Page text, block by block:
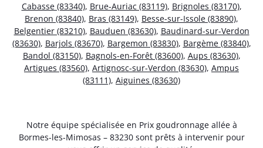
Cabasse (83340), Brue-Auriac (83119), Brignoles (83170),
Brenon (83840), Bras (83149), Besse-sur-Issole (83890),
Belgentier (83210), Bauduen (83630), Baudinard-sur-Verdon
(83630), Barjols (83670), Bargemon (83830), Bargème (83840),
Bandol (83150), Bagnols-en-Forêt (83600), Aups (83630),
Artigues (83560), Artignosc-sur-Verdon (83630), Ampus
(83111), Aiguines (83630)
Notre équipe spécialisée en Prix goudronnage allée à
Bormes-les-Mimosas – 83230 sont prêts à intervenir pour